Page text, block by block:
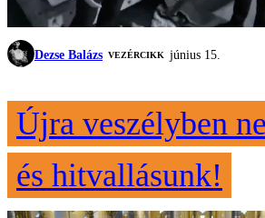
Dezse Balázs VEZÉRCIKK június 15.
Újra veszélyben
és hitvallásunk!